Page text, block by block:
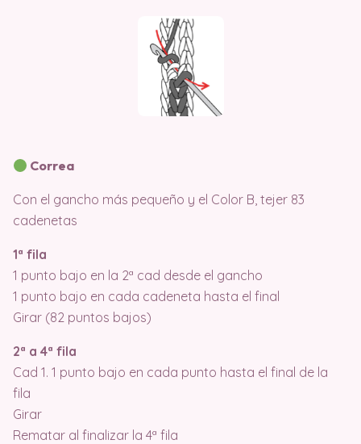
Correa
Con el gancho más pequeño y el Color B, tejer 83
cadenetas
1ª fila
1 punto bajo en la 2ª cad desde el gancho
1 punto bajo en cada cadeneta hasta el final
Girar (82 puntos bajos)
2ª a 4ª fila
Cad 1. 1 punto bajo en cada punto hasta el final de la
fila
Girar
Rematar al finalizar la 4ª fila